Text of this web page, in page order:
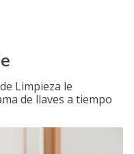
Limpieza le
de llaves a tiempo